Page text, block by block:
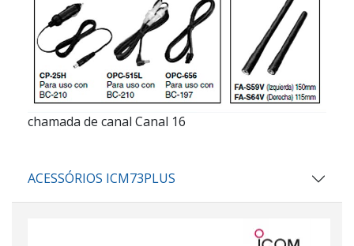
chamada de canal Canal 16
ACESSÓRIOS ICM73PLUS